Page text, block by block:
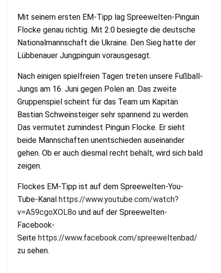
Mit seinem ersten EM-Tipp lag Spreewelten-Pinguin
Flocke genau richtig. Mit 2:0 besiegte die deutsche
Nationalmannschaft die Ukraine. Den Sieg hatte der
Lübbenauer Jungpinguin vorausgesagt.
Nach einigen spielfreien Tagen treten unsere Fußball-
Jungs am 16. Juni gegen Polen an. Das zweite
Gruppenspiel scheint für das Team um Kapitän
Bastian Schweinsteiger sehr spannend zu werden.
Das vermutet zumindest Pinguin Flocke. Er sieht
beide Mannschaften unentschieden auseinander
gehen. Ob er auch diesmal recht behält, wird sich bald
zeigen.
Flockes EM-Tipp ist auf dem Spreewelten-You-
Tube-Kanal https://www.youtube.com/watch?
v=A59cgoXOL8o und auf der Spreewelten-
Facebook-
Seite https://www.facebook.com/spreeweltenbad/
zu sehen.